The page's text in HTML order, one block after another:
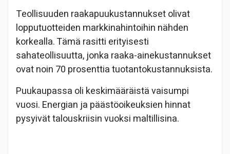
Teollisuuden raakapuukustannukset olivat
lopputuotteiden markkinahintoihin nähden
korkealla. Tämä rasitti erityisesti
sahateollisuutta, jonka raaka-ainekustannukset
ovat noin 70 prosenttia tuotantokustannuksista.
Puukaupassa oli keskimääräistä vaisumpi
vuosi. Energian ja päästöoikeuksien hinnat
pysyivät talouskriisin vuoksi maltillisina.